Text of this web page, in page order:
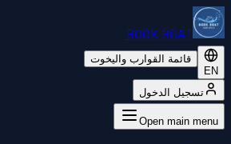
BOOK BOAT
EN
قائمة القوارب واليخوت
تسجيل الدخول
Open main menu